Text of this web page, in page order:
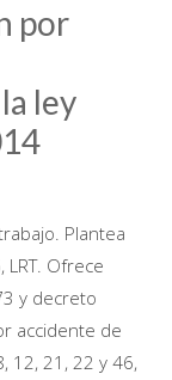
por
ley
Plantea
Ofrece
y decreto
accidente de
12, 21, 22 y 46,